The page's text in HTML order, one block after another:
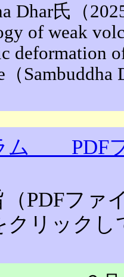
Dhar氏（
of weak
deformation
（Sambuddha
ム PDF
（PDFファ
クリックし